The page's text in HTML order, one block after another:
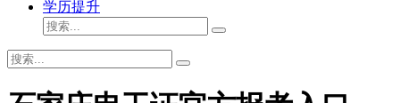
学历提升